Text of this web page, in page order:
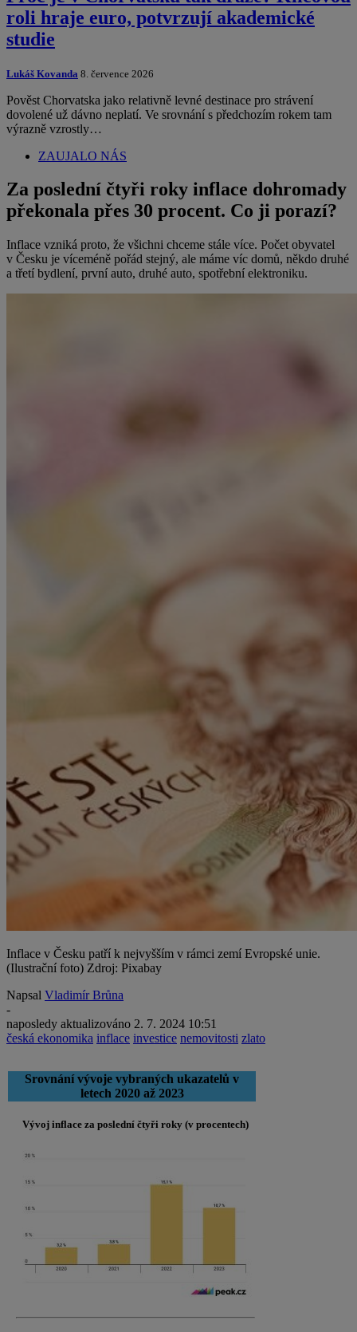
roli hraje euro, potvrzují akademické
studie
Lukáš Kovanda 8. července 2026
Pověst Chorvatska jako relativně levné destinace pro strávení
dovolené už dávno neplatí. Ve srovnání s předchozím rokem tam
výrazně vzrostly…
ZAUJALO NÁS
Za poslední čtyři roky inflace dohromady
překonala přes 30 procent. Co ji porazí?
Inflace vzniká proto, že všichni chceme stále více. Počet obyvatel
v Česku je víceméně pořád stejný, ale máme víc domů, někdo druhé
a třetí bydlení, první auto, druhé auto, spotřební elektroniku.
Inflace v Česku patří k nejvyšším v rámci zemí Evropské unie.
(Ilustrační foto) Zdroj: Pixabay
Napsal Vladimír Brůna
-
naposledy aktualizováno 2. 7. 2024 10:51
česká ekonomika inflace investice nemovitosti zlato
Srovnání vývoje vybraných ukazatelů v
letech 2020 až 2023
Vývoj inflace za poslední čtyři roky (v procentech)